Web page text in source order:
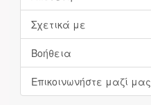
Σχετικά με
Βοήθεια
Επικοινωνήστε μαζί μας